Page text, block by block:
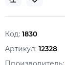
Код: 1830
Артикул: 12328